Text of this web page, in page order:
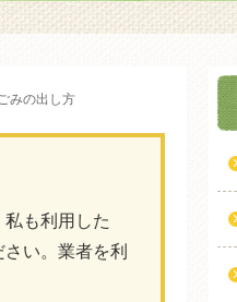
みの出し方
も利用した
い。業者を利